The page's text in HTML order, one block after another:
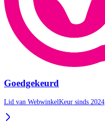
Goedgekeurd
Lid van WebwinkelKeur sinds 2024